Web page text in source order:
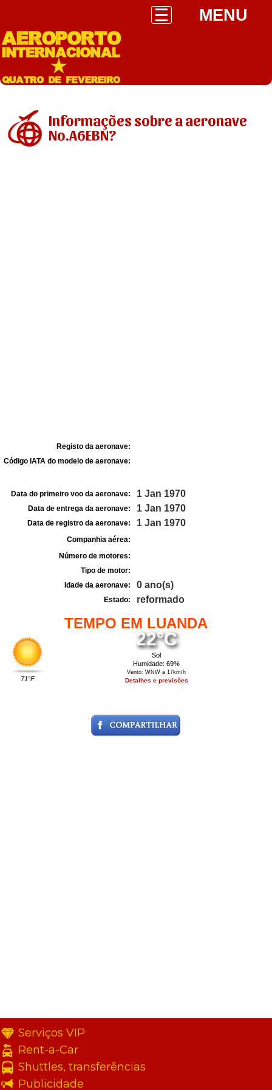
MENU
Informações sobre a aeronave
No.A6EBN?
Registo da aeronave:
Código IATA do modelo de aeronave:
Data do primeiro voo da aeronave: 1 Jan 1970
Data de entrega da aeronave: 1 Jan 1970
Data de registro da aeronave: 1 Jan 1970
Companhia aérea:
Número de motores:
Tipo de motor:
Idade da aeronave:
0 ano(s)
Estado: reformado
TEMPO EM LUANDA
71°F
22°C
Sol
Humidade: 69%
Vento: WNW a 17km/h
Detalhes e previsões
Serviços VIP
Rent-a-Car
Shuttles, transferências
Publicidade